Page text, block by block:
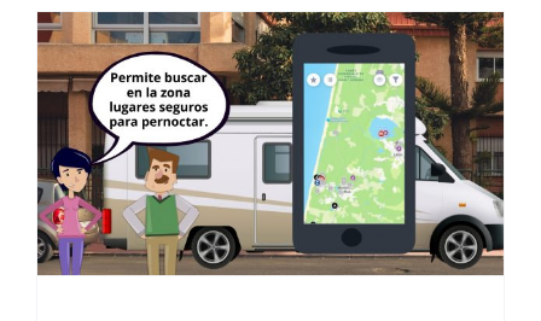
Kontxi viaja en
autocaravana con estas
apps